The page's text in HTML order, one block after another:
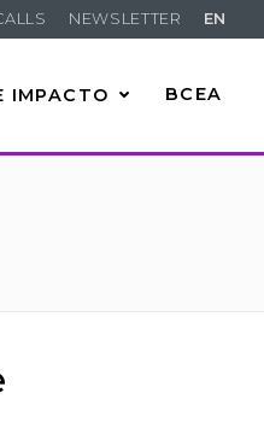
NEWSLETTER EN
IMPACTO BCEA